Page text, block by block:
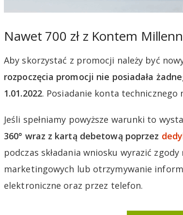
Nawet 700 zł z Kontem
Aby skorzystać z promocji należy być
rozpoczęcia promocji nie posiadała
1.01.2022. Posiadanie konta technicznego
Jeśli spełniamy powyższe warunki to
360° wraz z kartą debetową poprzez
podczas składania wniosku wyrazić
marketingowych lub otrzymywanie
elektroniczne oraz przez telefon.